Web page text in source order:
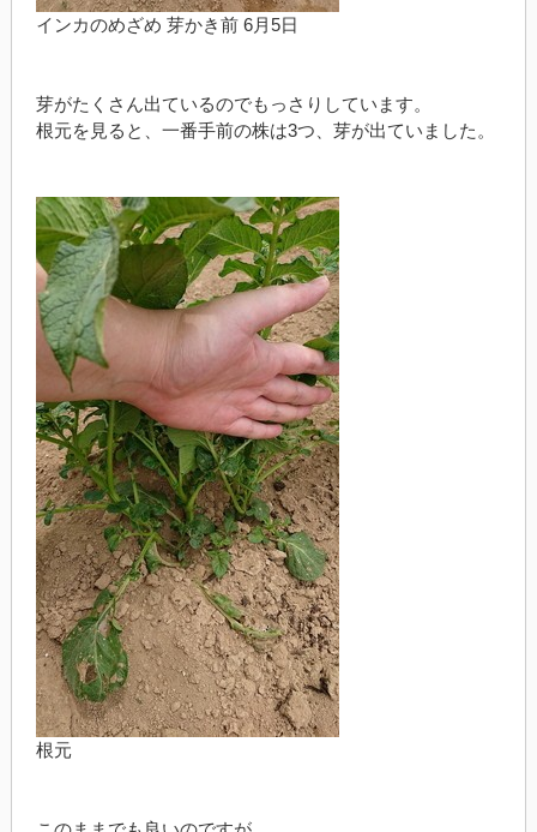
インカのめざめ 芽かき前 6月5日
芽がたくさん出ているのでもっさりしています。
根元を見ると、一番手前の株は3つ、芽が出ていました。
根元